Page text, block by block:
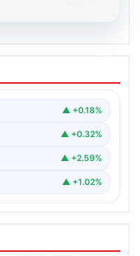
İle Dijital
Ve Chat
bir biçimde iletişim
▲ +0.18%
▲ +0.32%
▲ +2.59%
▲ +1.02%